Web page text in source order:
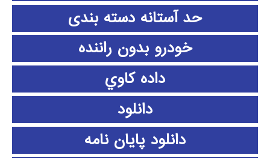
حد آستانه دسته بندی
خودرو بدون راننده
داده كاوي
دانلود
دانلود پايان نامه